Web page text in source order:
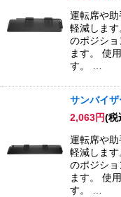
運転席や
軽減しま
のポジシ
ます。 使
す。 …
サンバイ
2,063円(税
運転席や
軽減しま
のポジシ
ます。 使
す。 …